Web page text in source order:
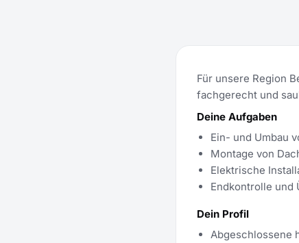
Für unsere Region
fachgerecht und
Deine Aufgaben
Ein- und Umbau
Montage von
Elektrische
Endkontrolle und
Dein Profil
Abgeschlossene